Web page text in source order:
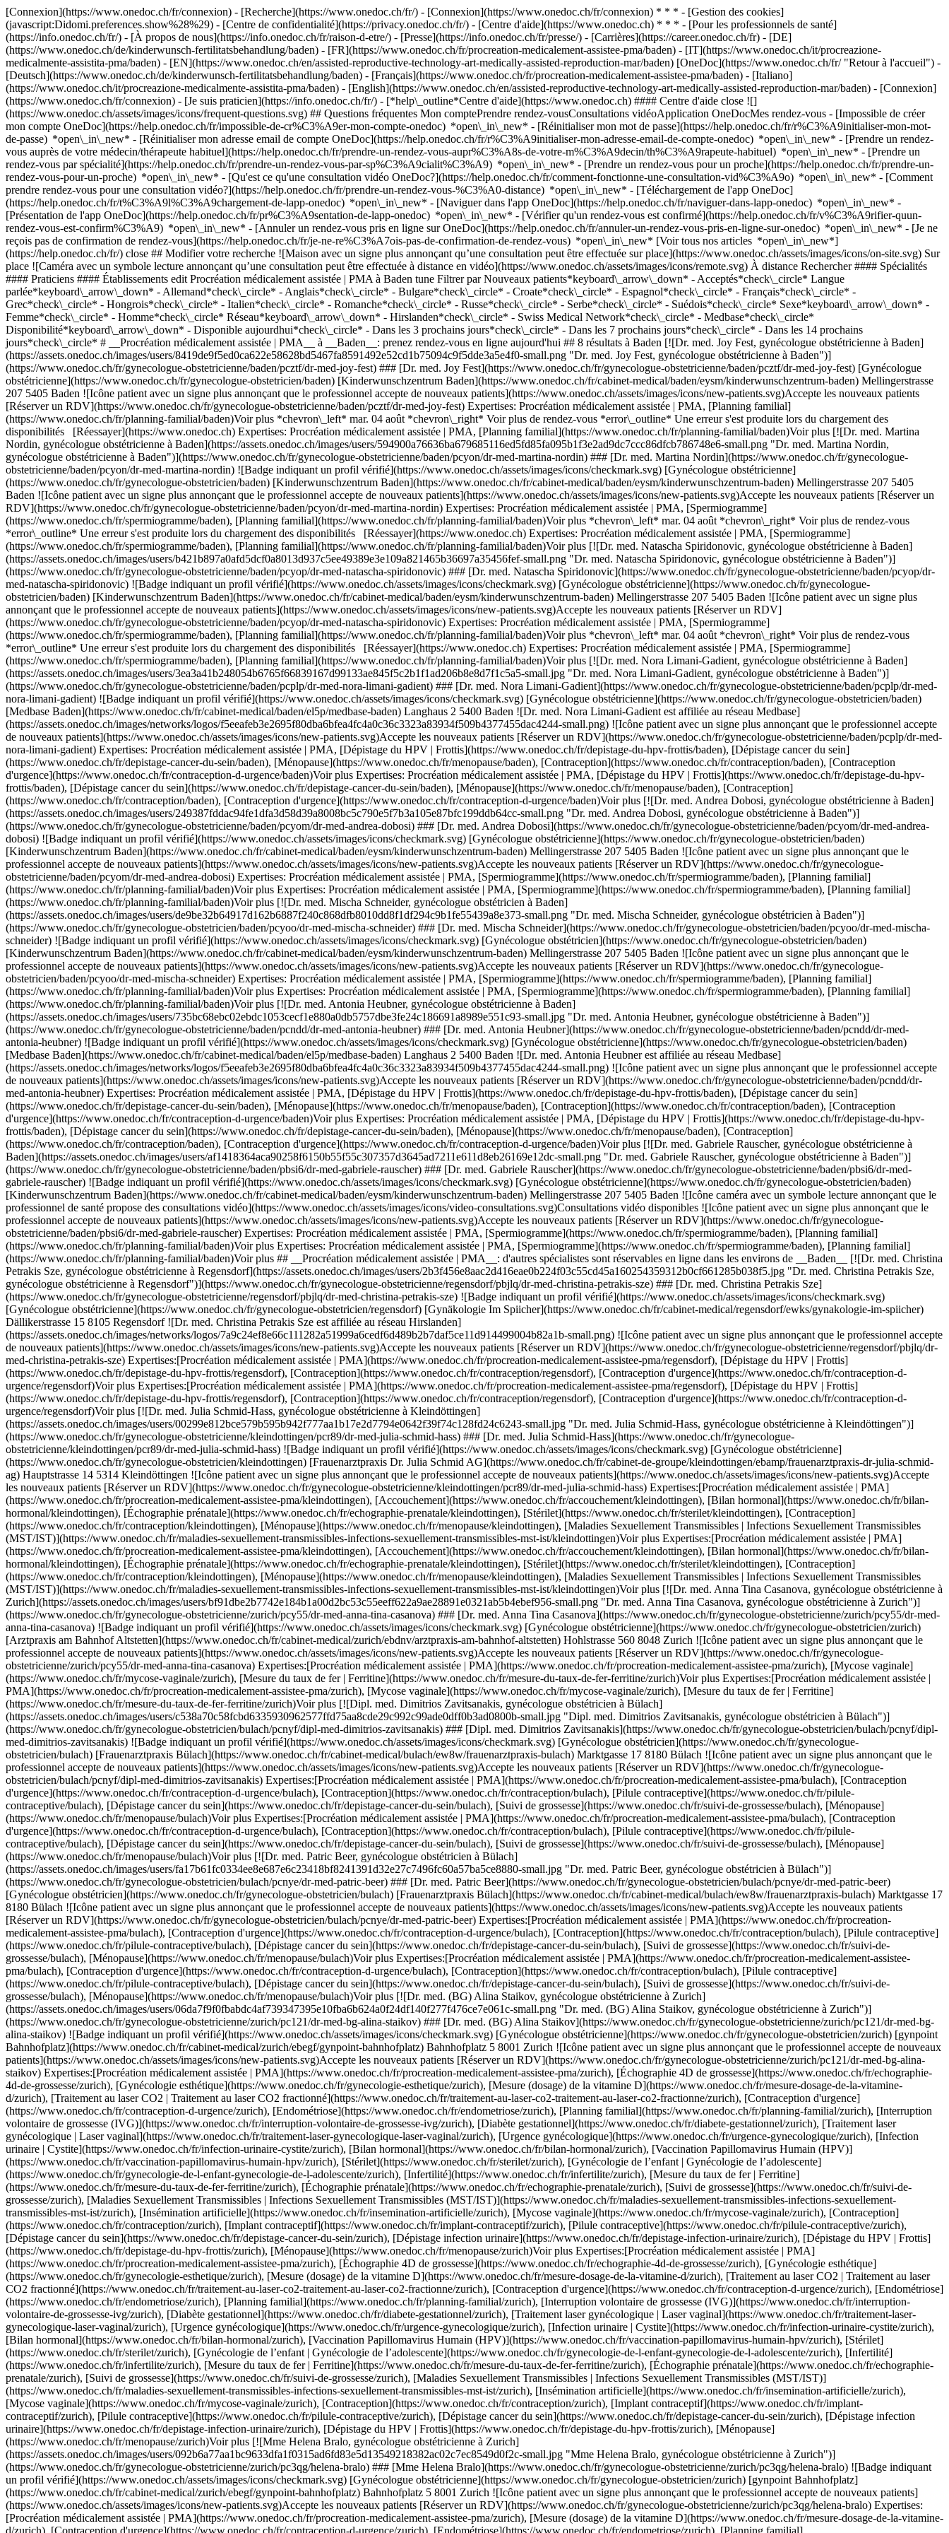
[Connexion](https://www.onedoc.ch/fr/connexion) - [Recherche](https://www.onedoc.ch/fr/) - [Connexion](https://www.onedoc.ch/fr/connexion) * * * - [Gestion des cookies]
(javascript:Didomi.preferences.show%28%29) - [Centre de confidentialité](https://privacy.onedoc.ch/fr/) - [Centre d'aide](https://www.onedoc.ch) * * * - [Pour les professionnels de santé]
(https://info.onedoc.ch/fr/) - [À propos de nous](https://info.onedoc.ch/fr/raison-d-etre/) - [Presse](https://info.onedoc.ch/fr/presse/) - [Carrières](https://career.onedoc.ch/fr) - [DE]
(https://www.onedoc.ch/de/kinderwunsch-fertilitatsbehandlung/baden) - [FR](https://www.onedoc.ch/fr/procreation-medicalement-assistee-pma/baden) - [IT](https://www.onedoc.ch/it/procreazione-
medicalmente-assistita-pma/baden) - [EN](https://www.onedoc.ch/en/assisted-reproductive-technology-art-medically-assisted-reproduction-mar/baden) [OneDoc](https://www.onedoc.ch/fr/ "Retour à l'accueil") -
[Deutsch](https://www.onedoc.ch/de/kinderwunsch-fertilitatsbehandlung/baden) - [Français](https://www.onedoc.ch/fr/procreation-medicalement-assistee-pma/baden) - [Italiano]
(https://www.onedoc.ch/it/procreazione-medicalmente-assistita-pma/baden) - [English](https://www.onedoc.ch/en/assisted-reproductive-technology-art-medically-assisted-reproduction-mar/baden) - [Connexion]
(https://www.onedoc.ch/fr/connexion) - [Je suis praticien](https://info.onedoc.ch/fr/) - [*help\_outline*Centre d'aide](https://www.onedoc.ch) #### Centre d'aide close ![]
(https://www.onedoc.ch/assets/images/icons/frequent-questions.svg) ## Questions fréquentes Mon comptePrendre rendez-vousConsultations vidéoApplication OneDocMes rendez-vous - [Impossible de créer
mon compte OneDoc](https://help.onedoc.ch/fr/impossible-de-cr%C3%A9er-mon-compte-onedoc) *open\_in\_new* - [Réinitialiser mon mot de passe](https://help.onedoc.ch/fr/r%C3%A9initialiser-mon-mot-
de-passe) *open\_in\_new* - [Réinitialiser mon adresse email de compte OneDoc](https://help.onedoc.ch/fr/r%C3%A9initialiser-mon-adresse-email-de-compte-onedoc) *open\_in\_new* - [Prendre un rendez-
vous auprès de votre médecin/thérapeute habituel](https://help.onedoc.ch/fr/prendre-un-rendez-vous-aupr%C3%A8s-de-votre-m%C3%A9decin/th%C3%A9rapeute-habituel) *open\_in\_new* - [Prendre un
rendez-vous par spécialité](https://help.onedoc.ch/fr/prendre-un-rendez-vous-par-sp%C3%A9cialit%C3%A9) *open\_in\_new* - [Prendre un rendez-vous pour un proche](https://help.onedoc.ch/fr/prendre-un-
rendez-vous-pour-un-proche) *open\_in\_new* - [Qu'est ce qu'une consultation vidéo OneDoc?](https://help.onedoc.ch/fr/comment-fonctionne-une-consultation-vid%C3%A9o) *open\_in\_new* - [Comment
prendre rendez-vous pour une consultation vidéo?](https://help.onedoc.ch/fr/prendre-un-rendez-vous-%C3%A0-distance) *open\_in\_new* - [Téléchargement de l'app OneDoc]
(https://help.onedoc.ch/fr/t%C3%A9l%C3%A9chargement-de-lapp-onedoc) *open\_in\_new* - [Naviguer dans l'app OneDoc](https://help.onedoc.ch/fr/naviguer-dans-lapp-onedoc) *open\_in\_new* -
[Présentation de l'app OneDoc](https://help.onedoc.ch/fr/pr%C3%A9sentation-de-lapp-onedoc) *open\_in\_new* - [Vérifier qu'un rendez-vous est confirmé](https://help.onedoc.ch/fr/v%C3%A9rifier-quun-rendez-vous-est-confirm%C3%A9) *open\_in\_new* - [Annuler un rendez-vous pris en ligne sur OneDoc](https://help.onedoc.ch/fr/annuler-un-rendez-vous-pris-en-ligne-sur-onedoc) *open\_in\_new* - [Je ne reçois pas de confirmation de rendez-vous](https://help.onedoc.ch/fr/je-ne-re%C3%A7ois-pas-de-confirmation-de-rendez-vous) *open\_in\_new* [Voir tous nos articles *open\_in\_new*](https://help.onedoc.ch/fr/) close ## Modifier votre recherche ![Maison avec un signe plus annonçant qu’une consultation peut être effectuée sur place](https://www.onedoc.ch/assets/images/icons/on-site.svg) Sur place ![Caméra avec un symbole lecture annonçant qu’une consultation peut être effectuée à distance en vidéo](https://www.onedoc.ch/assets/images/icons/remote.svg) À distance Rechercher #### Spécialités #### Praticiens #### Établissements edit Procréation médicalement assistée | PMA à Baden tune Filtrer par Nouveaux patients*keyboard\_arrow\_down* - Acceptés*check\_circle* Langue parlée*keyboard\_arrow\_down* - Allemand*check\_circle* - Anglais*check\_circle* - Bulgare*check\_circle* - Croate*check\_circle* - Espagnol*check\_circle* - Français*check\_circle* - Grec*check\_circle* - Hongrois*check\_circle* - Italien*check\_circle* - Romanche*check\_circle* - Russe*check\_circle* - Serbe*check\_circle* - Suédois*check\_circle* Sexe*keyboard\_arrow\_down* - Femme*check\_circle* - Homme*check\_circle* Réseau*keyboard\_arrow\_down* - Hirslanden*check\_circle* - Swiss Medical Network*check\_circle* - Medbase*check\_circle* Disponibilité*keyboard\_arrow\_down* - Disponible aujourdhui*check\_circle* - Dans les 3 prochains jours*check\_circle* - Dans les 7 prochains jours*check\_circle* - Dans les 14 prochains jours*check\_circle* # __Procréation médicalement assistée | PMA__ à __Baden__: prenez rendez-vous en ligne aujourd'hui ## 8 résultats à Baden [![Dr. med. Joy Fest, gynécologue obstétricienne à Baden](https://assets.onedoc.ch/images/users/8419de9f5ed0ca622e58628bd5467fa8591492e52cd1b75094c9f5dde3a5e4f0-small.png "Dr. med. Joy Fest, gynécologue obstétricienne à Baden")](https://www.onedoc.ch/fr/gynecologue-obstetricienne/baden/pcztf/dr-med-joy-fest) ### [Dr. med. Joy Fest](https://www.onedoc.ch/fr/gynecologue-obstetricienne/baden/pcztf/dr-med-joy-fest) [Gynécologue obstétricienne](https://www.onedoc.ch/fr/gynecologue-obstetricien/baden) [Kinderwunschzentrum Baden](https://www.onedoc.ch/fr/cabinet-medical/baden/eysm/kinderwunschzentrum-baden) Mellingerstrasse 207 5405 Baden ![Icône patient avec un signe plus annonçant que le professionnel accepte de nouveaux patients](https://www.onedoc.ch/assets/images/icons/new-patients.svg)Accepte les nouveaux patients [Réserver un RDV](https://www.onedoc.ch/fr/gynecologue-obstetricienne/baden/pcztf/dr-med-joy-fest) Expertises: Procréation médicalement assistée | PMA, [Planning familial](https://www.onedoc.ch/fr/planning-familial/baden)Voir plus *chevron\_left* mar. 04 août *chevron\_right* Voir plus de rendez-vous *error\_outline* Une erreur s'est produite lors du chargement des disponibilités [Réessayer](https://www.onedoc.ch) Expertises: Procréation médicalement assistée | PMA, [Planning familial](https://www.onedoc.ch/fr/planning-familial/baden)Voir plus [![Dr. med. Martina Nordin, gynécologue obstétricienne à Baden](https://assets.onedoc.ch/images/users/594900a76636ba679685116ed5fd85fa095b1f3e2ad9dc7ccc86dfcb786748e6-small.png "Dr. med. Martina Nordin, gynécologue obstétricienne à Baden")](https://www.onedoc.ch/fr/gynecologue-obstetricienne/baden/pcyon/dr-med-martina-nordin) ### [Dr. med. Martina Nordin](https://www.onedoc.ch/fr/gynecologue-obstetricienne/baden/pcyon/dr-med-martina-nordin) ![Badge indiquant un profil vérifié](https://www.onedoc.ch/assets/images/icons/checkmark.svg) [Gynécologue obstétricienne](https://www.onedoc.ch/fr/gynecologue-obstetricien/baden) [Kinderwunschzentrum Baden](https://www.onedoc.ch/fr/cabinet-medical/baden/eysm/kinderwunschzentrum-baden) Mellingerstrasse 207 5405 Baden ![Icône patient avec un signe plus annonçant que le professionnel accepte de nouveaux patients](https://www.onedoc.ch/assets/images/icons/new-patients.svg)Accepte les nouveaux patients [Réserver un RDV](https://www.onedoc.ch/fr/gynecologue-obstetricienne/baden/pcyon/dr-med-martina-nordin) Expertises: Procréation médicalement assistée | PMA, [Spermiogramme](https://www.onedoc.ch/fr/spermiogramme/baden), [Planning familial](https://www.onedoc.ch/fr/planning-familial/baden)Voir plus *chevron\_left* mar. 04 août *chevron\_right* Voir plus de rendez-vous *error\_outline* Une erreur s'est produite lors du chargement des disponibilités [Réessayer](https://www.onedoc.ch) Expertises: Procréation médicalement assistée | PMA, [Spermiogramme](https://www.onedoc.ch/fr/spermiogramme/baden), [Planning familial](https://www.onedoc.ch/fr/planning-familial/baden)Voir plus [![Dr. med. Natascha Spiridonovic, gynécologue obstétricienne à Baden](https://assets.onedoc.ch/images/users/b421b897a0afd5dcf0a8013d937c5ee49389e3e109a821465b36697a35456fef-small.png "Dr. med. Natascha Spiridonovic, gynécologue obstétricienne à Baden")](https://www.onedoc.ch/fr/gynecologue-obstetricienne/baden/pcyop/dr-med-natascha-spiridonovic) ### [Dr. med. Natascha Spiridonovic](https://www.onedoc.ch/fr/gynecologue-obstetricienne/baden/pcyop/dr-med-natascha-spiridonovic) ![Badge indiquant un profil vérifié](https://www.onedoc.ch/assets/images/icons/checkmark.svg) [Gynécologue obstétricienne](https://www.onedoc.ch/fr/gynecologue-obstetricien/baden) [Kinderwunschzentrum Baden](https://www.onedoc.ch/fr/cabinet-medical/baden/eysm/kinderwunschzentrum-baden) Mellingerstrasse 207 5405 Baden ![Icône patient avec un signe plus annonçant que le professionnel accepte de nouveaux patients](https://www.onedoc.ch/assets/images/icons/new-patients.svg)Accepte les nouveaux patients [Réserver un RDV](https://www.onedoc.ch/fr/gynecologue-obstetricienne/baden/pcyop/dr-med-natascha-spiridonovic) Expertises: Procréation médicalement assistée | PMA, [Spermiogramme](https://www.onedoc.ch/fr/spermiogramme/baden), [Planning familial](https://www.onedoc.ch/fr/planning-familial/baden)Voir plus *chevron\_left* mar. 04 août *chevron\_right* Voir plus de rendez-vous *error\_outline* Une erreur s'est produite lors du chargement des disponibilités [Réessayer](https://www.onedoc.ch) Expertises: Procréation médicalement assistée | PMA, [Spermiogramme](https://www.onedoc.ch/fr/spermiogramme/baden), [Planning familial](https://www.onedoc.ch/fr/planning-familial/baden)Voir plus [![Dr. med. Nora Limani-Gadient, gynécologue obstétricienne à Baden](https://assets.onedoc.ch/images/users/3ea3a41b248054b6765f66839167d99133ae845f5c2b1f1ad206b8e8d7f1c5a5-small.jpg "Dr. med. Nora Limani-Gadient, gynécologue obstétricienne à Baden")](https://www.onedoc.ch/fr/gynecologue-obstetricienne/baden/pcplp/dr-med-nora-limani-gadient) ### [Dr. med. Nora Limani-Gadient](https://www.onedoc.ch/fr/gynecologue-obstetricienne/baden/pcplp/dr-med-nora-limani-gadient) ![Badge indiquant un profil vérifié](https://www.onedoc.ch/assets/images/icons/checkmark.svg) [Gynécologue obstétricienne](https://www.onedoc.ch/fr/gynecologue-obstetricien/baden) [Medbase Baden](https://www.onedoc.ch/fr/cabinet-medical/baden/el5p/medbase-baden) Langhaus 2 5400 Baden ![Dr. med. Nora Limani-Gadient est affiliée au réseau Medbase](https://assets.onedoc.ch/images/networks/logos/f5eeafeb3e2695f80dba6bfea4fc4a0c36c3323a83934f509b4377455dac4244-small.png) ![Icône patient avec un signe plus annonçant que le professionnel accepte de nouveaux patients](https://www.onedoc.ch/assets/images/icons/new-patients.svg)Accepte les nouveaux patients [Réserver un RDV](https://www.onedoc.ch/fr/gynecologue-obstetricienne/baden/pcplp/dr-med-nora-limani-gadient) Expertises: Procréation médicalement assistée | PMA, [Dépistage du HPV | Frottis](https://www.onedoc.ch/fr/depistage-du-hpv-frottis/baden), [Dépistage cancer du sein](https://www.onedoc.ch/fr/depistage-cancer-du-sein/baden), [Ménopause](https://www.onedoc.ch/fr/menopause/baden), [Contraception](https://www.onedoc.ch/fr/contraception/baden), [Contraception d'urgence](https://www.onedoc.ch/fr/contraception-d-urgence/baden)Voir plus Expertises: Procréation médicalement assistée | PMA, [Dépistage du HPV | Frottis](https://www.onedoc.ch/fr/depistage-du-hpv-frottis/baden), [Dépistage cancer du sein](https://www.onedoc.ch/fr/depistage-cancer-du-sein/baden), [Ménopause](https://www.onedoc.ch/fr/menopause/baden), [Contraception](https://www.onedoc.ch/fr/contraception/baden), [Contraception d'urgence](https://www.onedoc.ch/fr/contraception-d-urgence/baden)Voir plus [![Dr. med. Andrea Dobosi, gynécologue obstétricienne à Baden](https://assets.onedoc.ch/images/users/249387fddac94fe1dfa3d58d39a8008bc5c790e5f7b3a105e87bfc199ddb64cc-small.png "Dr. med. Andrea Dobosi, gynécologue obstétricienne à Baden")](https://www.onedoc.ch/fr/gynecologue-obstetricienne/baden/pcyom/dr-med-andrea-dobosi) ### [Dr. med. Andrea Dobosi](https://www.onedoc.ch/fr/gynecologue-obstetricienne/baden/pcyom/dr-med-andrea-dobosi) ![Badge indiquant un profil vérifié](https://www.onedoc.ch/assets/images/icons/checkmark.svg) [Gynécologue obstétricienne](https://www.onedoc.ch/fr/gynecologue-obstetricien/baden) [Kinderwunschzentrum Baden](https://www.onedoc.ch/fr/cabinet-medical/baden/eysm/kinderwunschzentrum-baden) Mellingerstrasse 207 5405 Baden ![Icône patient avec un signe plus annonçant que le professionnel accepte de nouveaux patients](https://www.onedoc.ch/assets/images/icons/new-patients.svg)Accepte les nouveaux patients [Réserver un RDV](https://www.onedoc.ch/fr/gynecologue-obstetricienne/baden/pcyom/dr-med-andrea-dobosi) Expertises: Procréation médicalement assistée | PMA, [Spermiogramme](https://www.onedoc.ch/fr/spermiogramme/baden)